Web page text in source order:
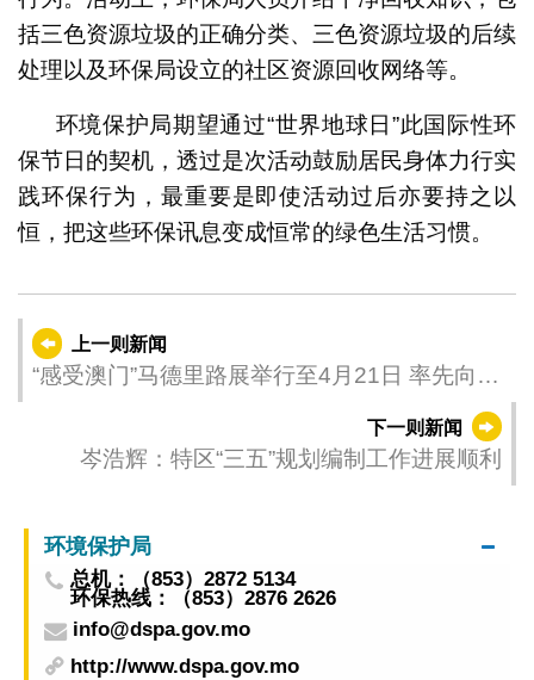
括三色资源垃圾的正确分类、三色资源垃圾的后续
处理以及环保局设立的社区资源回收网络等。
环境保护局期望通过“世界地球日”此国际性环
保节日的契机，透过是次活动鼓励居民身体力行实
践环保行为，最重要是即使活动过后亦要持之以
恒，把这些环保讯息变成恒常的绿色生活习惯。
上一则新闻
“感受澳门”马德里路展举行至4月21日 率先向西
下一则新闻
岑浩辉：特区“三五”规划编制工作进展顺利
环境保护局
总机：（853）2872 5134
环保热线：（853）2876 2626
info@dspa.gov.mo
http://www.dspa.gov.mo